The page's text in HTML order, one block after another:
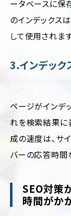
ータベースに保
のインデックス
して使用されます
3.インデック
ページがインデ
れを検索結果に
成の速度は、サ
バーの応答時間
SEO対策
時間がか